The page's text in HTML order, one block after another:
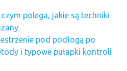
polega, jakie są techniki
pod podłogą po
i typowe pułapki kontroli